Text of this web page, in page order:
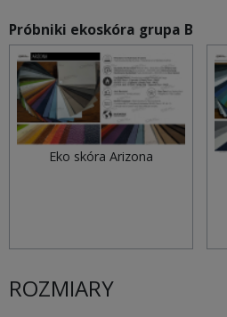
Próbniki ekoskóra grupa B
Eko skóra Arizona
ROZMIARY